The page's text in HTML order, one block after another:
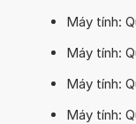
Máy tính:
Máy tính:
Máy tính:
Máy tính: